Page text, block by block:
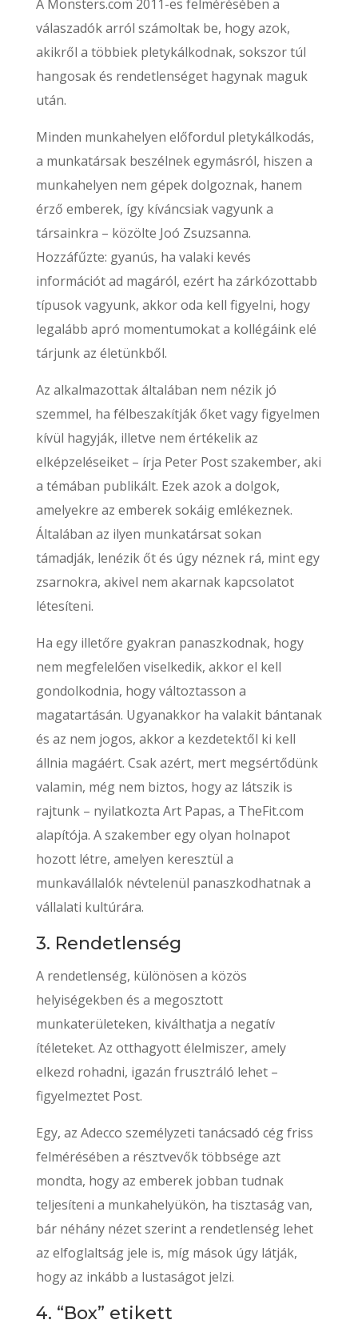
A Monsters.com 2011-es felmérésében a
válaszadók arról számoltak be, hogy azok,
akikről a többiek pletykálkodnak, sokszor túl
hangosak és rendetlenséget hagynak maguk
után.
Minden munkahelyen előfordul pletykálkodás,
a munkatársak beszélnek egymásról, hiszen a
munkahelyen nem gépek dolgoznak, hanem
érző emberek, így kíváncsiak vagyunk a
társainkra – közölte Joó Zsuzsanna.
Hozzáfűzte: gyanús, ha valaki kevés
információt ad magáról, ezért ha zárkózottabb
típusok vagyunk, akkor oda kell figyelni, hogy
legalább apró momentumokat a kollégáink elé
tárjunk az életünkből.
Az alkalmazottak általában nem nézik jó
szemmel, ha félbeszakítják őket vagy figyelmen
kívül hagyják, illetve nem értékelik az
elképzeléseiket – írja Peter Post szakember, aki
a témában publikált. Ezek azok a dolgok,
amelyekre az emberek sokáig emlékeznek.
Általában az ilyen munkatársat sokan
támadják, lenézik őt és úgy néznek rá, mint egy
zsarnokra, akivel nem akarnak kapcsolatot
létesíteni.
Ha egy illetőre gyakran panaszkodnak, hogy
nem megfelelően viselkedik, akkor el kell
gondolkodnia, hogy változtasson a
magatartásán. Ugyanakkor ha valakit bántanak
és az nem jogos, akkor a kezdetektől ki kell
állnia magáért. Csak azért, mert megsértődünk
valamin, még nem biztos, hogy az látszik is
rajtunk – nyilatkozta Art Papas, a TheFit.com
alapítója. A szakember egy olyan holnapot
hozott létre, amelyen keresztül a
munkavállalók névtelenül panaszkodhatnak a
vállalati kultúrára.
3. Rendetlenség
A rendetlenség, különösen a közös
helyiségekben és a megosztott
munkaterületeken, kiválthatja a negatív
ítéleteket. Az otthagyott élelmiszer, amely
elkezd rohadni, igazán frusztráló lehet –
figyelmeztet Post.
Egy, az Adecco személyzeti tanácsadó cég friss
felmérésében a résztvevők többsége azt
mondta, hogy az emberek jobban tudnak
teljesíteni a munkahelyükön, ha tisztaság van,
bár néhány nézet szerint a rendetlenség lehet
az elfoglaltság jele is, míg mások úgy látják,
hogy az inkább a lustaságot jelzi.
4. “Box” etikett